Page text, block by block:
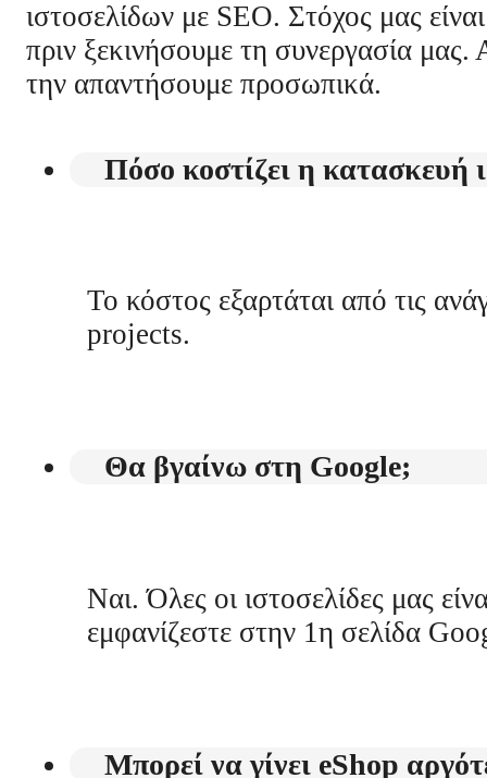
ιστοσελίδων με SEO. Στόχος μας
πριν ξεκινήσουμε τη συνεργασία μας.
την απαντήσουμε προσωπικά.
Πόσο κοστίζει η κατασκευή
Το κόστος εξαρτάται από τις
projects.
Θα βγαίνω στη Google;
Ναι. Όλες οι ιστοσελίδες μας
εμφανίζεστε στην 1η σελίδα
Μπορεί να γίνει eShop